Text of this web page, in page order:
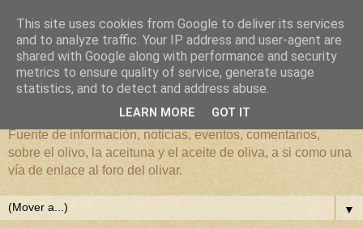
El mundo del Olivar
Fuente de información, noticias, eventos, comentarios,
sobre el olivo, la aceituna y el aceite de oliva, a si como una
vía de enlace al foro del olivar.
▼
This site uses cookies from Google to deliver its services
and to analyze traffic. Your IP address and user-agent are
shared with Google along with performance and security
metrics to ensure quality of service, generate usage
statistics, and to detect and address abuse.
LEARN MORE GOT IT